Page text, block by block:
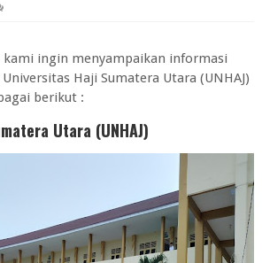
kami ingin menyampaikan informasi
Haji Sumatera Utara (UNHAJ)
berikut :
Utara (UNHAJ)